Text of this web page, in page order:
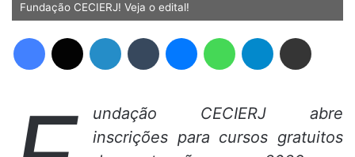
Fundação CECIERJ! Veja o edital!
undação CECIERJ abre
inscrições para cursos gratuitos